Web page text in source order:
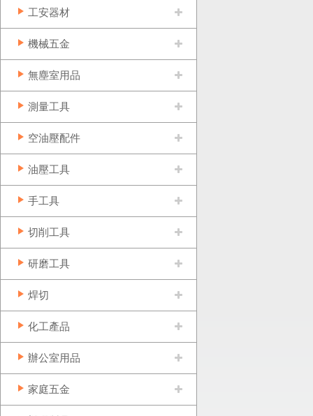
工安器材
機械五金
無塵室用品
測量工具
空油壓配件
油壓工具
手工具
切削工具
研磨工具
焊切
化工產品
辦公室用品
家庭五金